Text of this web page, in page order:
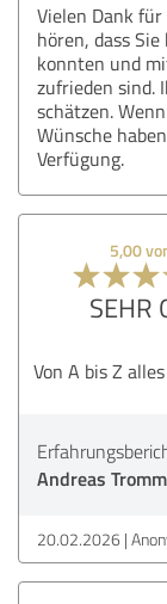
Vielen Dank
hören, dass
konnten und
zufrieden sind.
schätzen.
Wünsche
Verfügung.
5,00
SEHR
Von A bis Z
Andreas
20.02.2026